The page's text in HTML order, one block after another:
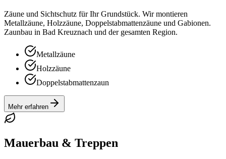
Zäune und Sichtschutz für Ihr Grundstück. Wir montieren
Metallzäune, Holzzäune, Doppelstabmattenzäune und Gabionen.
Zaunbau in Bad Kreuznach und der gesamten Region.
Metallzäune
Holzzäune
Doppelstabmattenzaun
Mehr erfahren
Mauerbau & Treppen